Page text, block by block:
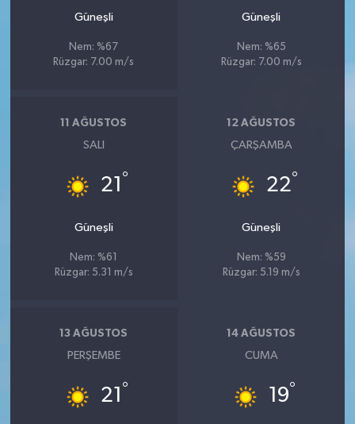
Güneşli
Nem: %67
Rüzgar: 7.00 m/s
Güneşli
Nem: %65
Rüzgar: 7.00 m/s
11 AĞUSTOS
SALI
21 °
Güneşli
Nem: %61
Rüzgar: 5.31 m/s
12 AĞUSTOS
ÇARŞAMBA
22°
Güneşli
Nem: %59
Rüzgar: 5.19 m/s
13 AĞUSTOS
PERŞEMBE
21 °
14 AĞUSTOS
CUMA
19°